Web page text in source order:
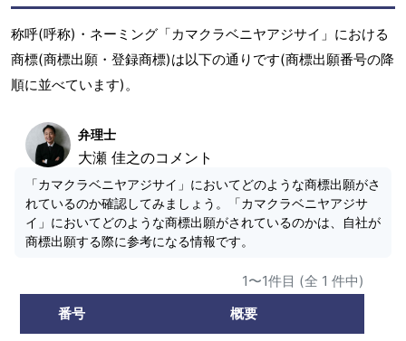
称呼(呼称)・ネーミング「カマクラベニヤアジサイ」における
商標(商標出願・登録商標)は以下の通りです(商標出願番号の降
順に並べています)。
弁理士
大瀬 佳之のコメント
「カマクラベニヤアジサイ」においてどのような商標出願がさ
れているのか確認してみましょう。「カマクラベニヤアジサ
イ」においてどのような商標出願がされているのかは、自社が
商標出願する際に参考になる情報です。
1〜1件目 (全 1 件中)
番号
概要